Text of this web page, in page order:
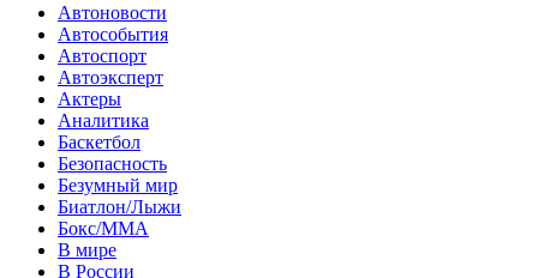
Автоновости
Автособытия
Автоспорт
Автоэксперт
Актеры
Аналитика
Баскетбол
Безопасность
Безумный мир
Биатлон/Лыжи
Бокс/MMA
В мире
В России